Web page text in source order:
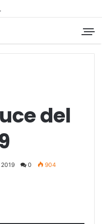
del
2019 0
904